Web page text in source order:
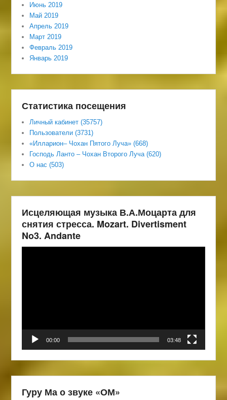
Июнь 2019
Май 2019
Апрель 2019
Март 2019
Февраль 2019
Январь 2019
Статистика посещения
Личный кабинет (35757)
Пользователи (3731)
«Илларион– Чохан Пятого Луча» (668)
Господь Ланто – Чохан Второго Луча (620)
О нас (503)
Исцеляющая музыка В.А.Моцарта для
снятия стресса. Mozart. Divertisment
No3. Andante
00:00 03:48
Гуру Ма о звуке «ОМ»